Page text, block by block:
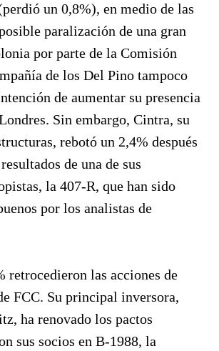
un 0,8%), en medio de las
paralización de una gran
por parte de la Comisión
de los Del Pino tampoco
de aumentar su presencia
Sin embargo, Cintra, su
rebotó un 2,4% después
de una de sus
la 407-R, que han sido
por los analistas de
retrocedieron las acciones de
FCC. Su principal inversora,
ha renovado los pactos
sus socios en B-1988, la